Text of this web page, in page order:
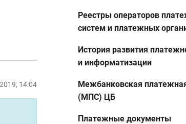
14:04
Реестры операторов
систем и платежных
История развития
и информатизации
Межбанковская
(МПС) ЦБ
Платежные документы